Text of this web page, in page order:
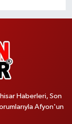
Haberleri, Son
Afyon'un